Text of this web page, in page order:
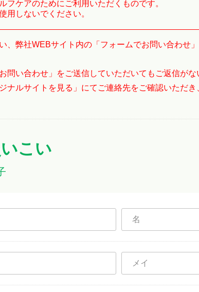
フケアのためにご利用いただくものです。
用しないでください。
、弊社WEBサイト内の「フォームでお問い合わせ
問い合わせ」をご送信していただいてもご返信がな
ナルサイトを見る」にてご連絡先をご確認いただき
こい